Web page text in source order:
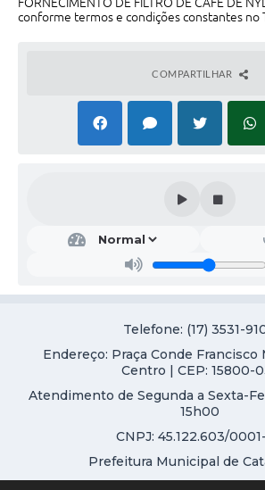
Diário Oficial
conforme termos e condições constantes no
COMPARTILHAR
Telefone: (17) 3531-
Endereço: Praça Conde Francisco
Centro | CEP: 15800-
Atendimento de Segunda a Sexta-
15h00
CNPJ: 45.122.603/
Prefeitura Municipal de